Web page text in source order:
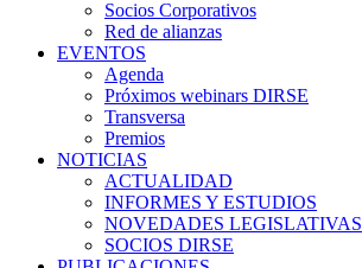
Socios Corporativos
Red de alianzas
EVENTOS
Agenda
Próximos webinars DIRSE
Transversa
Premios
NOTICIAS
ACTUALIDAD
INFORMES Y ESTUDIOS
NOVEDADES LEGISLATIVAS
SOCIOS DIRSE